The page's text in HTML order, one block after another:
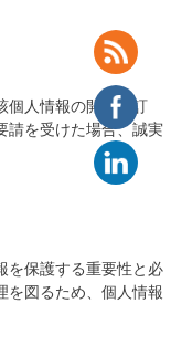
個人情報の開示、訂
請を受けた場合、誠実
を保護する重要性と必
を図るため、個人情報